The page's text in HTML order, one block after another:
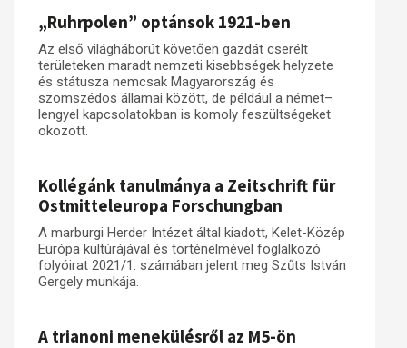
„Ruhrpolen” optánsok 1921-ben
Az első világháborút követően gazdát cserélt
területeken maradt nemzeti kisebbségek helyzete
és státusza nemcsak Magyarország és
szomszédos államai között, de például a német–
lengyel kapcsolatokban is komoly feszültségeket
okozott.
Kollégánk tanulmánya a Zeitschrift für
Ostmitteleuropa Forschungban
A marburgi Herder Intézet által kiadott, Kelet-Közép
Európa kultúrájával és történelmével foglalkozó
folyóirat 2021/1. számában jelent meg Szűts István
Gergely munkája.
A trianoni menekülésről az M5-ön